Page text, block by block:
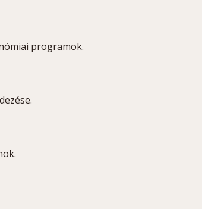
programok.